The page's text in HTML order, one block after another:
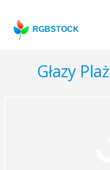
RGBSTOCK
Głazy